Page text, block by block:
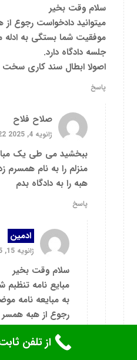
سلام وقت بخیر
میتوانید دادخواست رجوع از
موفقیت شما بستگی به
جلسه دادگاه دارد.
اصولا ابطال سند کاری سخت
پاسخ
صلاح فلاح
ژانویه 4, 2025 5:22 ب.ظ
ببخشید می طی یک
منزلم را به نام همسرم
هبه را به دادگاه بدم
پاسخ
ادمین
ژانویه 15, 2025 7:17 ب.ظ
سلام وقت بخیر
مبایع نامه تنظبم
به مبایعه نامه
رجوع از هبه
پاسخ از تلفن ثابت